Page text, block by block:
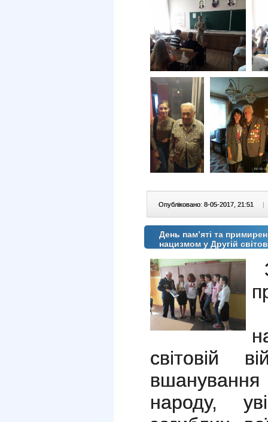
Опубліковано: 8-05-2017, 21:51 |
День пам’яті та
нацизмом у Другій
світовій
вшанування
народу,